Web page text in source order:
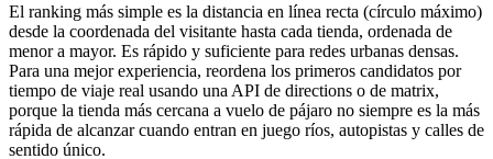
El ranking más simple es la distancia en línea recta (círculo máximo)
desde la coordenada del visitante hasta cada tienda, ordenada de
menor a mayor. Es rápido y suficiente para redes urbanas densas.
Para una mejor experiencia, reordena los primeros candidatos por
tiempo de viaje real usando una API de directions o de matrix,
porque la tienda más cercana a vuelo de pájaro no siempre es la más
rápida de alcanzar cuando entran en juego ríos, autopistas y calles de
sentido único.